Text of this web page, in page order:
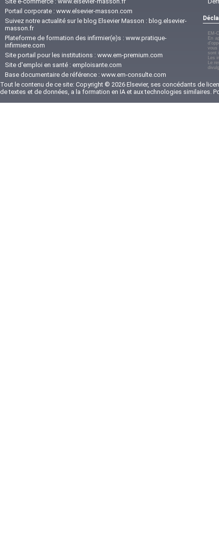
Portail corporate : www.elsevier-masson.com
Suivez notre actualité sur le blog Elsevier Masson : blog.elsevier-
masson.fr
Plateforme de formation des infirmier(e)s : www.pratique-
infirmiere.com
Site portail pour les institutions : www.em-premium.com
Site d'emploi en santé : emploisante.com
Base documentaire de référence : www.em-consulte.com
EM-
En
vous
sont
Les
Le
Tout le contenu de ce site: Copyright © 2026 Elsevier, ses concédants de
de textes et de données, a la formation en IA et aux technologies similaires.